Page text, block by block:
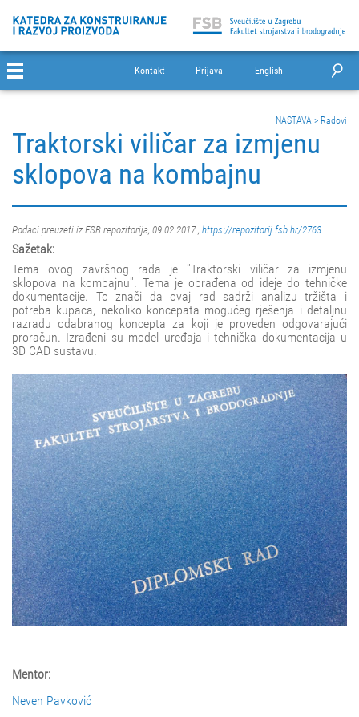
Kontakt Prijava English
NASTAVA > Radovi
Traktorski viličar za izmjenu
sklopova na kombajnu
Podaci preuzeti iz FSB repozitorija, 09.02.2017., https://repozitorij.fsb.hr/2763
Sažetak:
Tema ovog završnog rada je ''Traktorski viličar za izmjenu
sklopova na kombajnu''. Tema je obrađena od ideje do tehničke
dokumentacije. To znači da ovaj rad sadrži analizu tržišta i
potreba kupaca, nekoliko koncepata mogućeg rješenja i detaljnu
razradu odabranog koncepta za koji je proveden odgovarajući
proračun. Izrađeni su model uređaja i tehnička dokumentacija u
3D CAD sustavu.
Mentor:
Neven Pavković